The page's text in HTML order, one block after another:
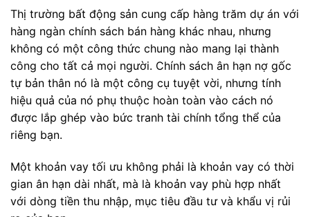
Thị trường bất động sản cung cấp hàng trăm dự án với
hàng ngàn chính sách bán hàng khác nhau, nhưng
không có một công thức chung nào mang lại thành
công cho tất cả mọi người. Chính sách ân hạn nợ gốc
tự bản thân nó là một công cụ tuyệt vời, nhưng tính
hiệu quả của nó phụ thuộc hoàn toàn vào cách nó
được lắp ghép vào bức tranh tài chính tổng thể của
riêng bạn.
Một khoản vay tối ưu không phải là khoản vay có thời
gian ân hạn dài nhất, mà là khoản vay phù hợp nhất
với dòng tiền thu nhập, mục tiêu đầu tư và khẩu vị rủi